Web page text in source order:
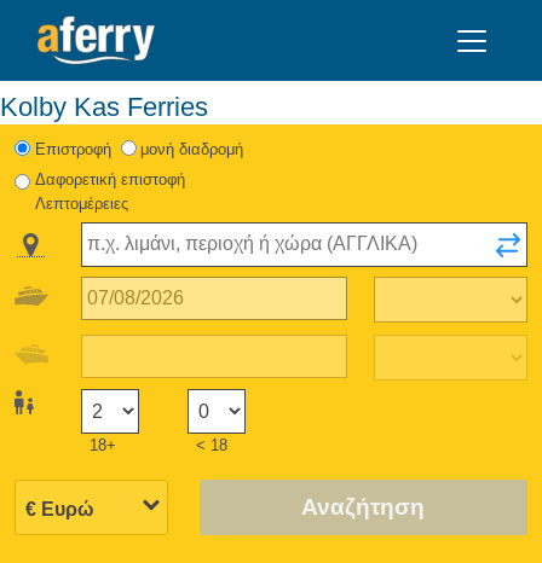
Kolby Kas Ferries
Eπιστροφή
μονή διαδρομή
Δαφορετική επιστοφή
Λεπτομέρειες
18+ < 18
Αναζήτηση